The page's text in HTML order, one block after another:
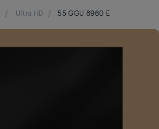
/ Ultra HD / 55 GGU 8960 E